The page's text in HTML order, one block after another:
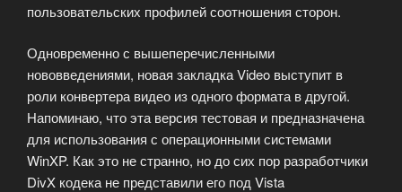
пользовательских профилей соотношения сторон.
Одновременно с вышеперечисленными
нововведениями, новая закладка Video выступит в
роли конвертера видео из одного формата в другой.
Напоминаю, что эта версия тестовая и предназначена
для использования с операционными системами
WinXP. Как это не странно, но до сих пор разработчики
DivX кодека не представили его под Vista